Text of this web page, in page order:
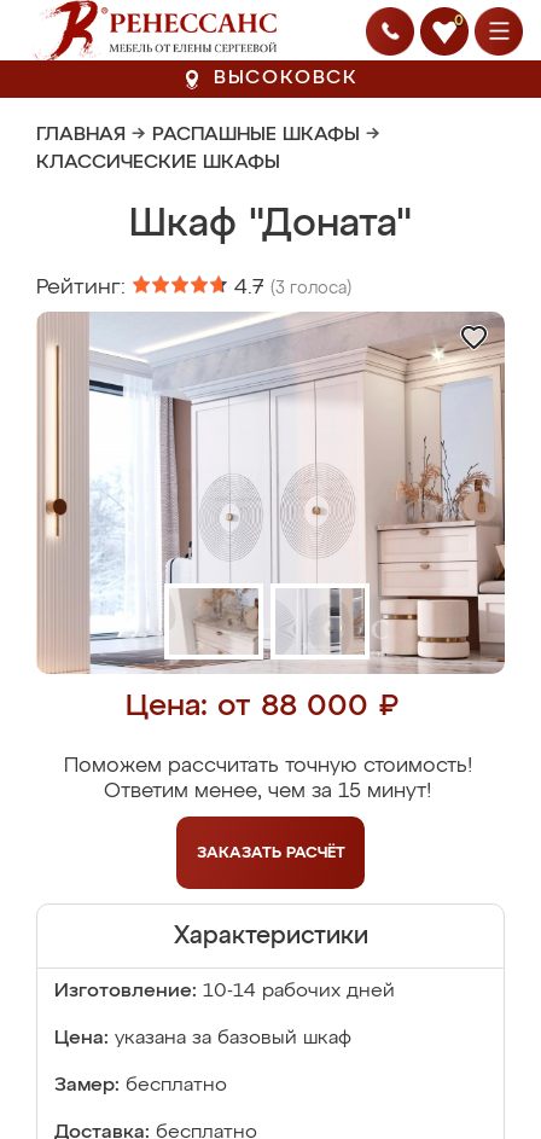
0
ВЫСОКОВСК
ГЛАВНАЯ → РАСПАШНЫЕ ШКАФЫ →
КЛАССИЧЕСКИЕ ШКАФЫ
Шкаф "Доната"
Рейтинг: 4.7 (3 голоса)
Цена: от 88 000 ₽
Поможем рассчитать точную стоимость!
Ответим менее, чем за 15 минут!
ЗАКАЗАТЬ РАСЧЁТ
Характеристики
Изготовление: 10-14 рабочих дней
Цена: указана за базовый шкаф
Замер: бесплатно
Доставка: бесплатно